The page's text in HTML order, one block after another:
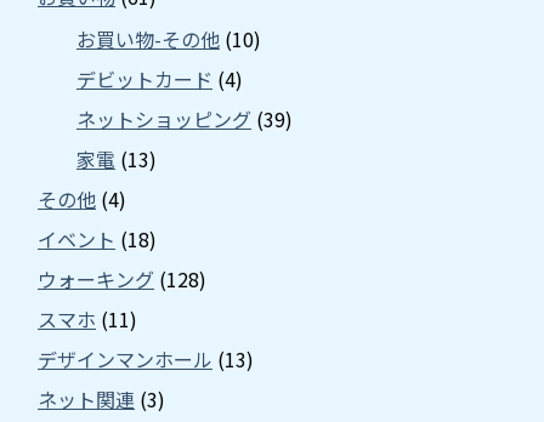
お買い物-その他 (10)
デビットカード (4)
ネットショッピング (39)
家電 (13)
その他 (4)
イベント (18)
ウォーキング (128)
スマホ (11)
デザインマンホール (13)
ネット関連 (3)